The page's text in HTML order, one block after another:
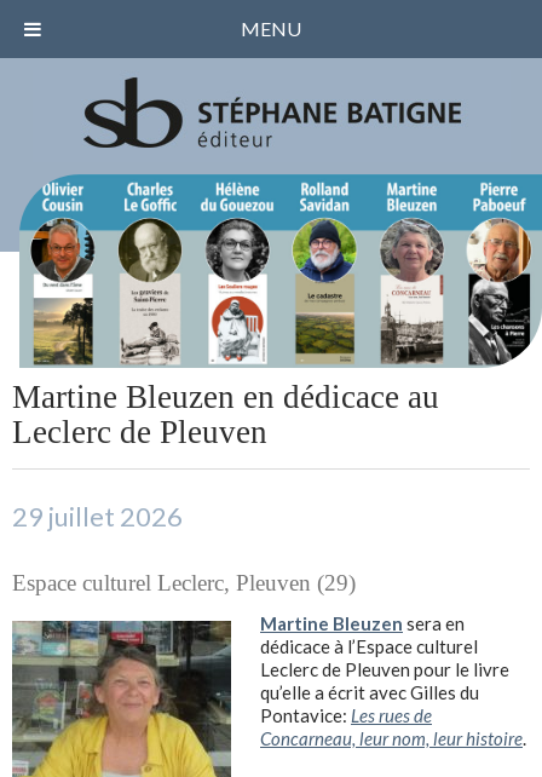
Martine Bleuzen en dédicace au
Leclerc de Pleuven
29 juillet 2026
Espace culturel Leclerc, Pleuven (29)
Martine Bleuzen sera en
dédicace à l’Espace culturel
Leclerc de Pleuven pour le livre
qu’elle a écrit avec Gilles du
Pontavice: Les rues de
Concarneau, leur nom, leur histoire.
MENU